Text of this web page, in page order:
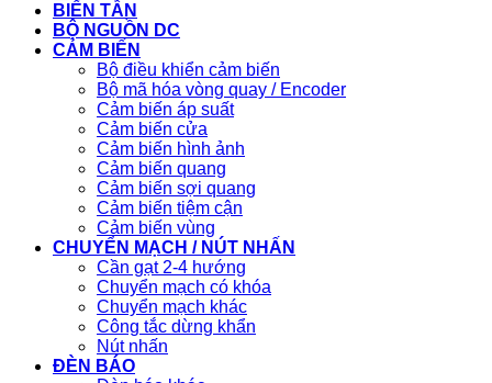
BIẾN TẦN
BỘ NGUỒN DC
CẢM BIẾN
Bộ điều khiển cảm biến
Bộ mã hóa vòng quay / Encoder
Cảm biến áp suất
Cảm biến cửa
Cảm biến hình ảnh
Cảm biến quang
Cảm biến sợi quang
Cảm biến tiệm cận
Cảm biến vùng
CHUYỂN MẠCH / NÚT NHẤN
Cần gạt 2-4 hướng
Chuyển mạch có khóa
Chuyển mạch khác
Công tắc dừng khẩn
Nút nhấn
ĐÈN BÁO